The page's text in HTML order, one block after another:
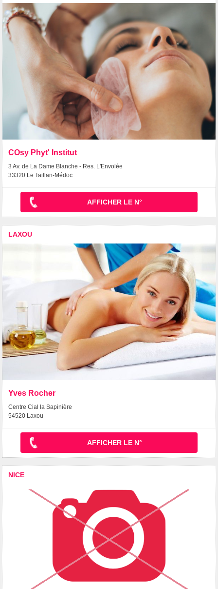
COsy Phyt' Institut
3 Av. de La Dame Blanche - Res. L'Envolée
33320 Le Taillan-Médoc
AFFICHER LE N°
LAXOU
Yves Rocher
Centre Cial la Sapinière
54520 Laxou
AFFICHER LE N°
NICE